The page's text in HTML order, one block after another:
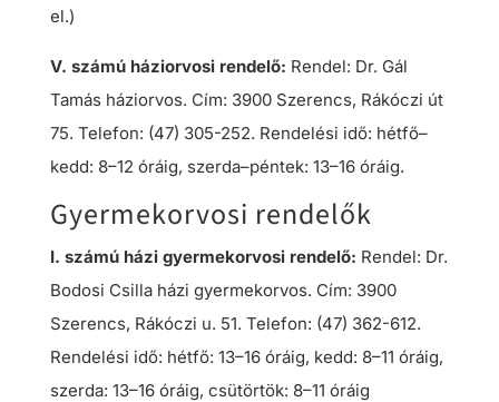
el.)
V. számú háziorvosi rendelő: Rendel: Dr. Gál
Tamás háziorvos. Cím: 3900 Szerencs, Rákóczi út
75. Telefon: (47) 305-252. Rendelési idő: hétfő–
kedd: 8–12 óráig, szerda–péntek: 13–16 óráig.
Gyermekorvosi rendelők
I. számú házi gyermekorvosi rendelő: Rendel: Dr.
Bodosi Csilla házi gyermekorvos. Cím: 3900
Szerencs, Rákóczi u. 51. Telefon: (47) 362-612.
Rendelési idő: hétfő: 13–16 óráig, kedd: 8–11 óráig,
szerda: 13–16 óráig, csütörtök: 8–11 óráig